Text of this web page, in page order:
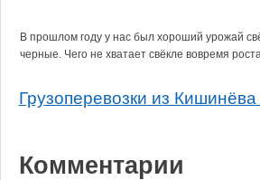
В прошлом году у нас был хороший урожай
черные. Чего не хватает свёкле вовремя
Грузоперевозки из
Комментарии